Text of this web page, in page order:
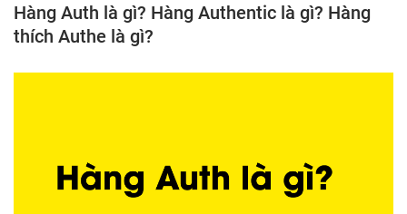
Hàng Auth là gì? Hàng Authentic là gì? Hàng
thích Authe là gì?